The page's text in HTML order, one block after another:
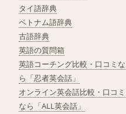
タイ語辞典
ベトナム語辞典
古語辞典
英語の質問箱
英語コーチング比較・口コミな
ら「忍者英会話」
オンライン英会話比較・口コミ
なら「ALL英会話」